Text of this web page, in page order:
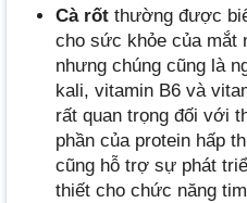
Cà rốt thường được
cho sức khỏe của mắt
nhưng chúng cũng là
kali, vitamin B6 và
rất quan trọng đối với
phần của protein hấp
cũng hỗ trợ sự phát
thiết cho chức năng